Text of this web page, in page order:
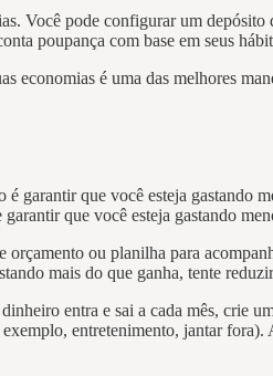
Você pode configurar um
poupança com base em seus
economias é uma das melhores
garantir que você esteja gastando
que você esteja gastando
orçamento ou planilha para
mais do que ganha, tente
entra e sai a cada mês, crie
entretenimento, jantar